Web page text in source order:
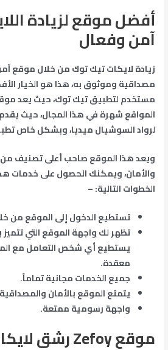
أفضل موقع لزيادة
آمن وفعال
زيادة لايكات تيك توك من خلال موقع
مصداقية وموثوق به، هذا هو الخيار
المواقع شهرة في هذا المجال، حيث
لرواد السوشيال ميديا، وبشكل خاص
ويعد هذا الموقع صاحب أعلى تصنيف
والأمان، ويمكنك الحصول على خدمات
الخطوات التالية: –
تستطيع الدخول إلى الموقع من
تظهر لك واجهة الموقع التي
يستطيع أي شخص التعامل مع
معقدة.
جميع الخدمات مجانية تماماً.
يتمتع الموقع بالأمان
واجهة رسومية ممتعة.
موقعZefoyرشق